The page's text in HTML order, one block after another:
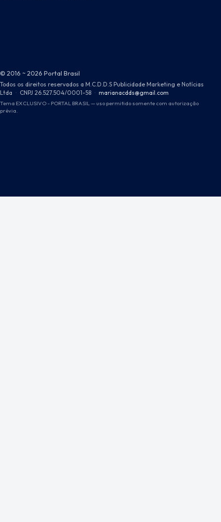
© 2016 ~ 2026 Portal Brasil
Todos os direitos reservados a M.C.D.D.S Publicidade Marketing e Notícias
Ltda · CNPJ 26.527.504/0001-58 · marianacdds@gmail.com
Tema EXCLUSIVO - PORTAL BRASIL — uso permitido somente com autorização
prévia.